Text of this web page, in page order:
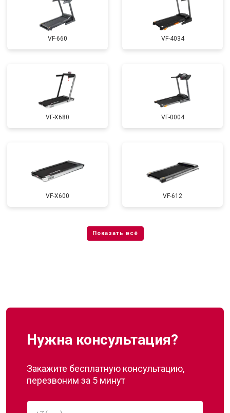
VF-660 VF-4034
VF-X680 VF-0004
VF-X600 VF-612
Нужна консультация?
Закажите бесплатную консультацию,
перезвоним за 5 минут